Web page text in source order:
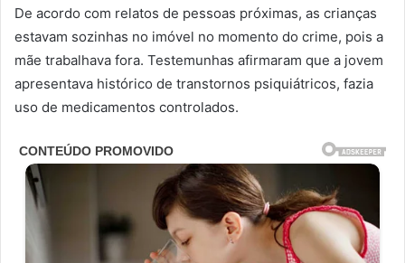
De acordo com relatos de pessoas próximas, as crianças
estavam sozinhas no imóvel no momento do crime, pois a
mãe trabalhava fora. Testemunhas afirmaram que a jovem
apresentava histórico de transtornos psiquiátricos, fazia
uso de medicamentos controlados.